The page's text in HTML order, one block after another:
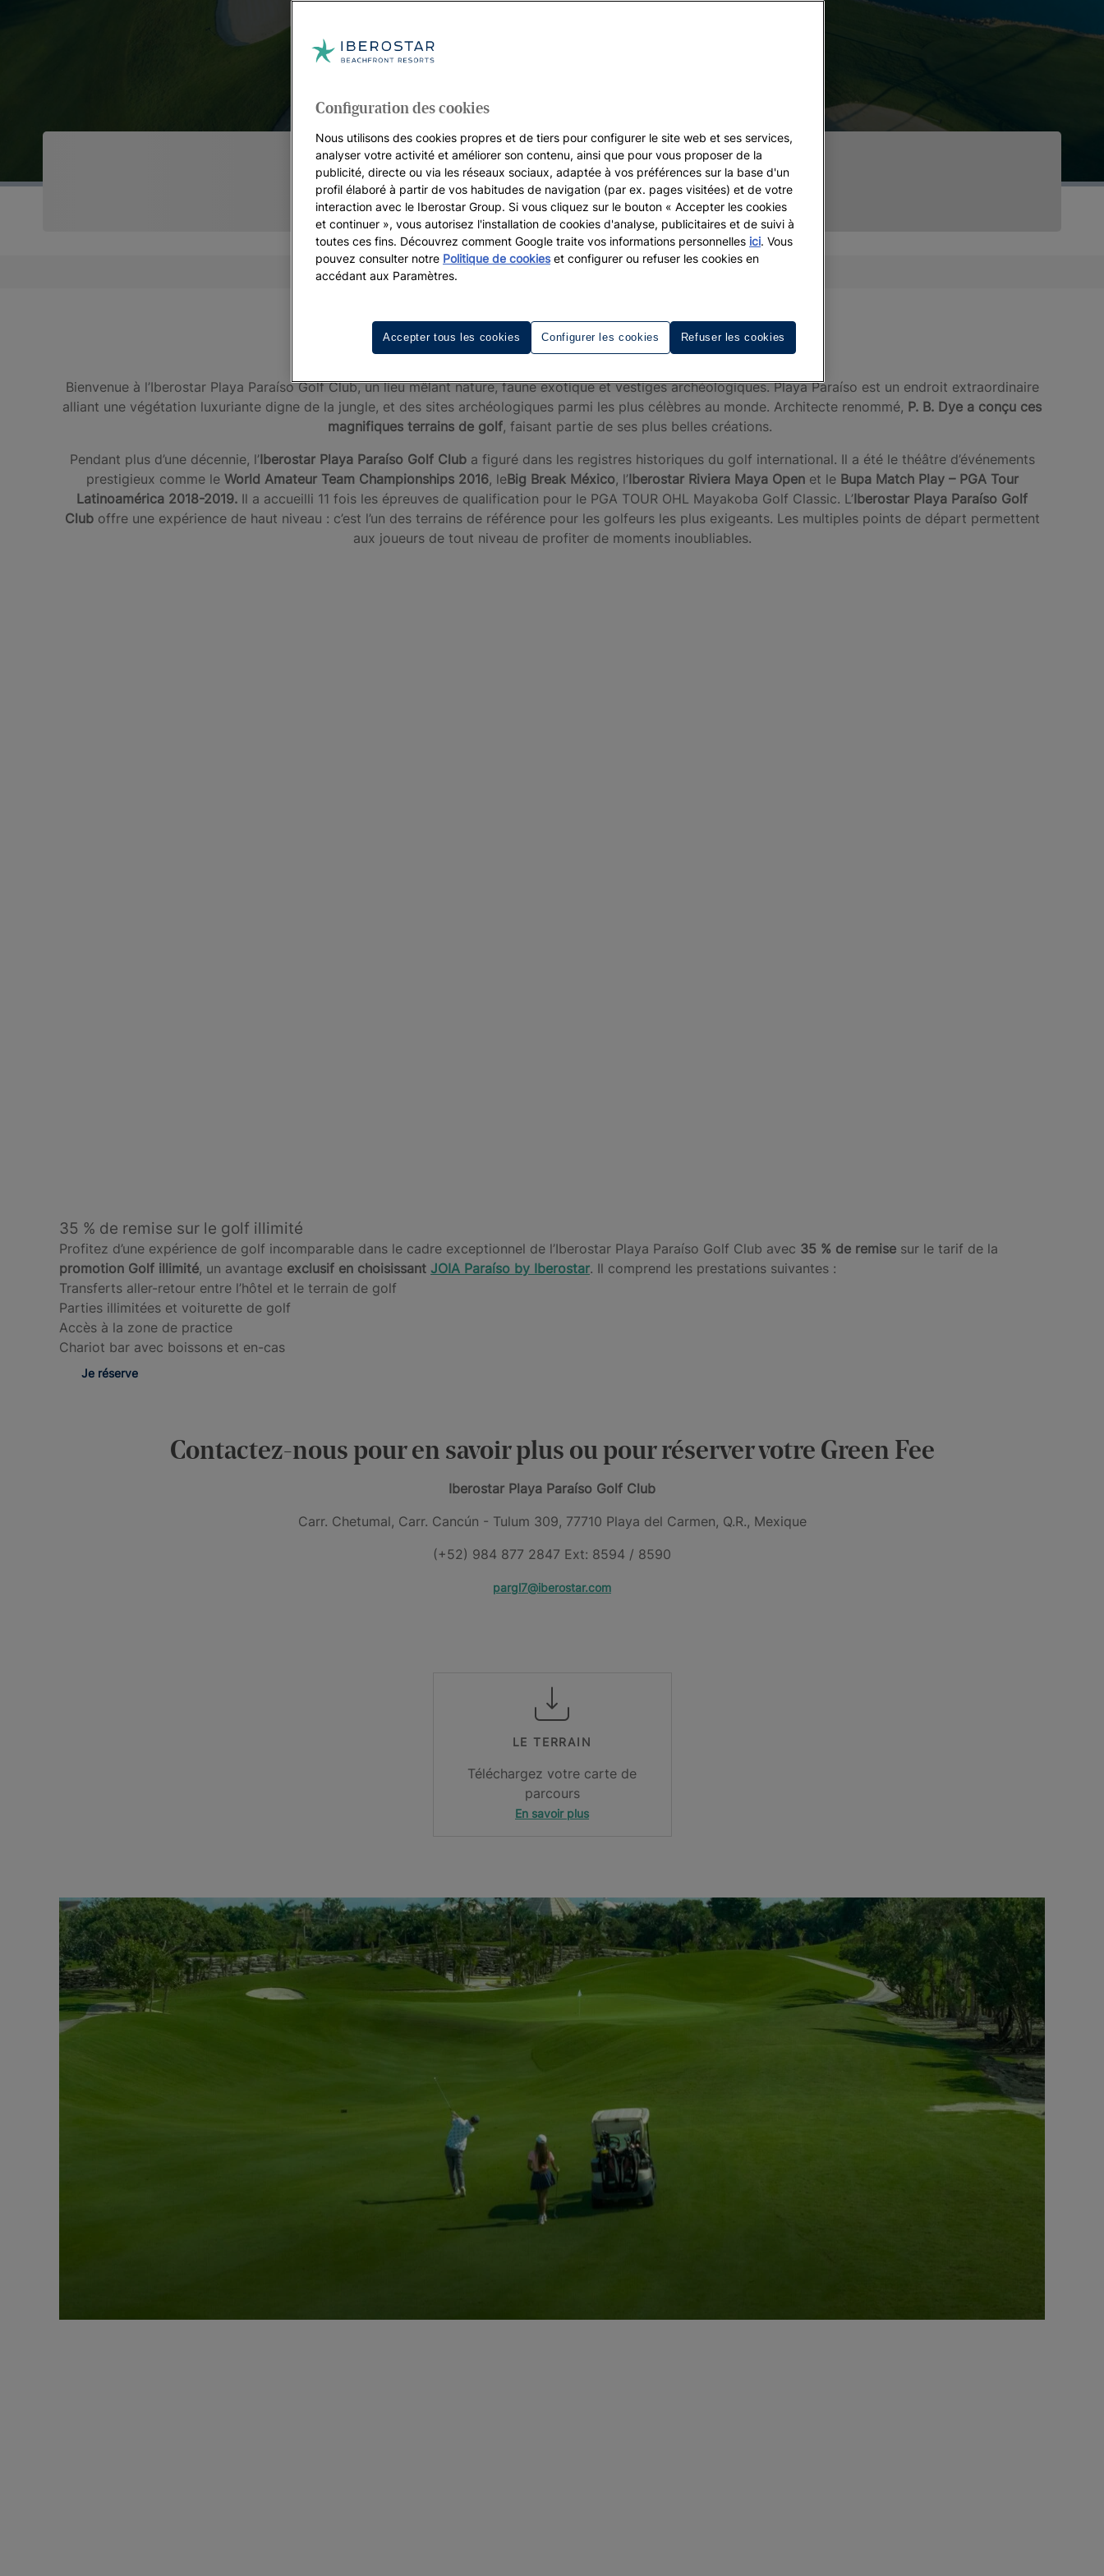
Iberostar Playa Paraíso Golf Club
Bienvenue à l’Iberostar Playa Paraíso Golf Club, un lieu mêlant nature, faune exotique et vestiges archéologiques. Playa Paraíso est un endroit extraordinaire
alliant une végétation luxuriante digne de la jungle, et des sites archéologiques parmi les plus célèbres au monde. Architecte renommé, P. B. Dye a conçu ces
magnifiques terrains de golf, faisant partie de ses plus belles créations.
Pendant plus d’une décennie, l’Iberostar Playa Paraíso Golf Cluba figuré dans les registres historiques du golf international. Il a été le théâtre d’événements
prestigieux comme le World Amateur Team Championships 2016, leBig Break México, l’Iberostar Riviera Maya Openet le Bupa Match Play – PGA Tour
Latinoamérica 2018-2019. Il a accueilli 11 fois les épreuves de qualification pour le PGA TOUR OHL Mayakoba Golf Classic. L’Iberostar Playa Paraíso Golf
Cluboffre une expérience de haut niveau : c’est l’un des terrains de référence pour les golfeurs les plus exigeants. Les multiples points de départ permettent
aux joueurs de tout niveau de profiter de moments inoubliables.
35 % de remise sur le golf illimité
Profitez d’une expérience de golf incomparable dans le cadre exceptionnel de l’Iberostar Playa Paraíso Golf Club avec 35 % de remise sur le tarif de la
promotion Golf illimité, un avantage exclusif en choisissant JOIA Paraíso by Iberostar. Il comprend les prestations suivantes :
Transferts aller-retour entre l’hôtel et le terrain de golf
Parties illimitées et voiturette de golf
Accès à la zone de practice
Chariot bar avec boissons et en-cas
Je réserve
Contactez-nous pour en savoir plus ou pour réserver votre Green Fee
Iberostar Playa Paraíso Golf Club
Carr. Chetumal, Carr. Cancún - Tulum 309, 77710 Playa del Carmen, Q.R., Mexique
(+52) 984 877 2847 Ext: 8594 / 8590
pargl7@iberostar.com
LE TERRAIN
Téléchargez votre carte de
parcours
En savoir plus
Configuration des cookies
Nous utilisons des cookies propres et de tiers pour configurer le site web et ses services,
analyser votre activité et améliorer son contenu, ainsi que pour vous proposer de la
publicité, directe ou via les réseaux sociaux, adaptée à vos préférences sur la base d'un
profil élaboré à partir de vos habitudes de navigation (par ex. pages visitées) et de votre
interaction avec le Iberostar Group. Si vous cliquez sur le bouton « Accepter les cookies
et continuer », vous autorisez l'installation de cookies d'analyse, publicitaires et de suivi à
toutes ces fins. Découvrez comment Google traite vos informations personnelles ici. Vous
pouvez consulter notre Politique de cookieset configurer ou refuser les cookies en
accédant aux Paramètres.
Configurer les cookies Refuser les cookies
Accepter tous les cookies